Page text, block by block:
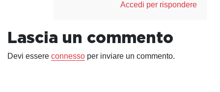
Accedi per rispondere
Lascia un commento
Devi essere connesso per inviare un commento.